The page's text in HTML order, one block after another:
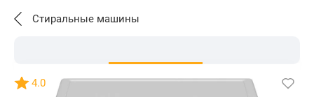
Стиральные машины
4.0